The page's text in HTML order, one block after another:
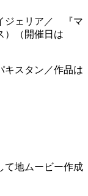
ジェリア／ 『マ
）（開催日は
キスタン／作品は
て地ムービー作成